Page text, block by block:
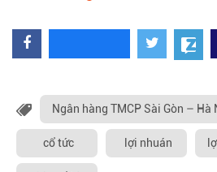
Ngân hàng TMCP Sài Gòn – Hà
cổ tức lợi nhuán